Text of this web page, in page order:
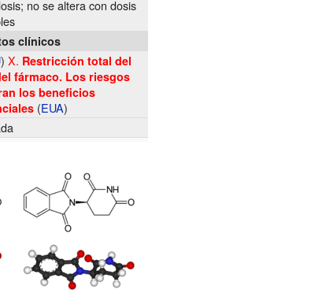
no se altera con dosis
clínicos
) X. Restricción total del
fármaco. Los riesgos
los beneficios
(EUA)